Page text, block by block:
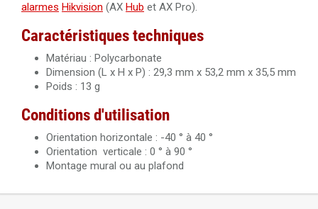
alarmes Hikvision (AX Hub et AX Pro).
Caractéristiques techniques
Matériau : Polycarbonate
Dimension (L x H x P) : 29,3 mm x 53,2 mm x 35,5 mm
Poids : 13 g
Conditions d'utilisation
Orientation horizontale : -40 ° à 40 °
Orientation verticale : 0 ° à 90 °
Montage mural ou au plafond